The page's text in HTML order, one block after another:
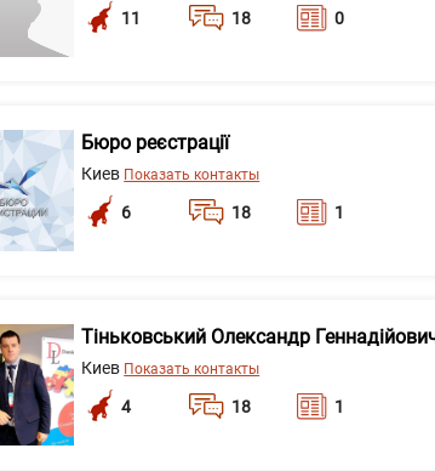
11 18 0
Бюро реєстрації
Киев Показать контакты
6 18 1
Тіньковський Олександр
Киев Показать контакты
4 18 1